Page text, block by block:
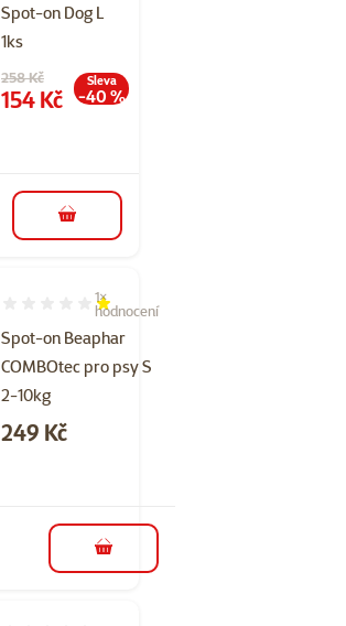
Spot-on Dog L
1ks
Původní cena
258 Kč
Cena
154 Kč
Sleva
-40 %
do košíku
Spot-on Beaphar
COMBOtec pro psy S
2-10kg
Hodnocení 20%, počet hodnocení: 1
1×
hodnocení
Cena
249 Kč
do košíku